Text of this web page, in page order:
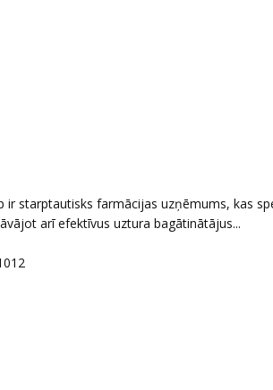
ir starptautisks farmācijas uzņēmums, kas
arī efektīvus uztura bagātinātājus...